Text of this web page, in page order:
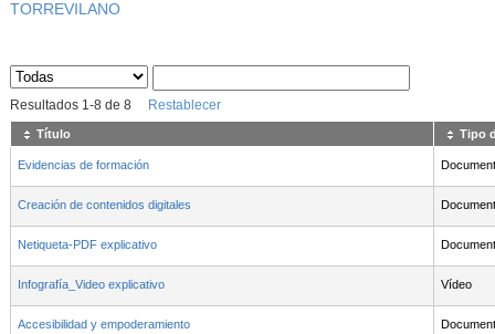
TORREVILANO
Sus archivos
Resultados 1-8de 8 Restablecer
Título Tipo
Evidencias de formación
Creación de contenidos digitales
Netiqueta-PDF explicativo
Infografía_Video explicativo Vídeo
Accesibilidad y empoderamiento